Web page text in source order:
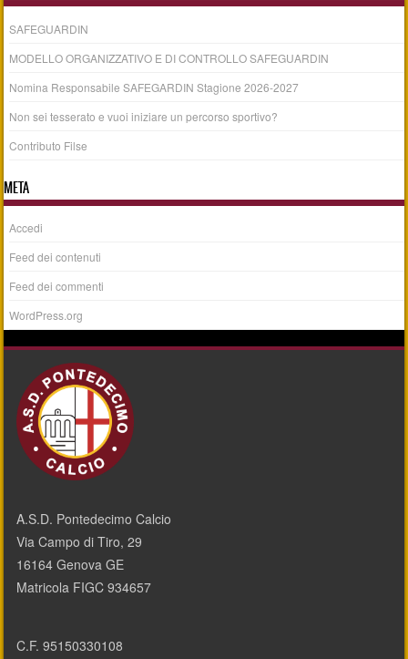
SAFEGUARDIN
MODELLO ORGANIZZATIVO E DI CONTROLLO SAFEGUARDIN
Nomina Responsabile SAFEGARDIN Stagione 2026-2027
Non sei tesserato e vuoi iniziare un percorso sportivo?
Contributo Filse
META
Accedi
Feed dei contenuti
Feed dei commenti
WordPress.org
A.S.D. Pontedecimo Calcio
Via Campo di Tiro, 29
16164 Genova GE
Matricola FIGC 934657
C.F. 95150330108